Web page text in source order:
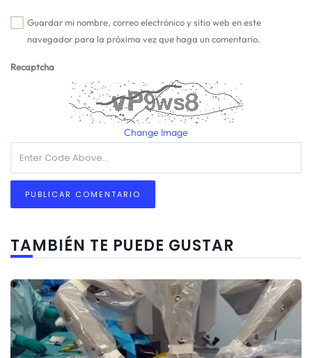
Guardar mi nombre, correo electrónico y sitio web en este
navegador para la próxima vez que haga un comentario.
Recaptcha
Change Image
TAMBIÉN TE PUEDE GUSTAR